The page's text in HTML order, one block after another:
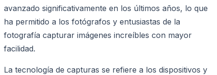
avanzado significativamente en los últimos años, lo que
ha permitido a los fotógrafos y entusiastas de la
fotografía capturar imágenes increíbles con mayor
facilidad.
La tecnología de capturas se refiere a los dispositivos y